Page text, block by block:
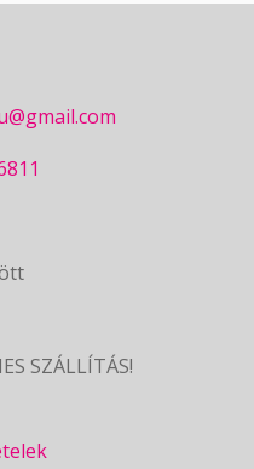
SZÁLLÍTÁS!